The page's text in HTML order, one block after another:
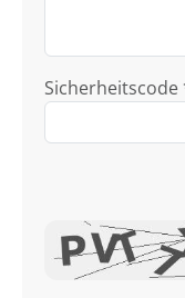
Sicherheitscode